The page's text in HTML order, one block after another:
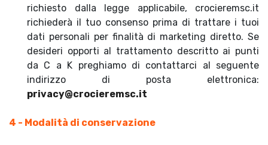
richiesto dalla legge applicabile, crocieremsc.it
richiederà il tuo consenso prima di trattare i tuoi
dati personali per finalità di marketing diretto. Se
desideri opporti al trattamento descritto ai punti
da C a K preghiamo di contattarci al seguente
indirizzo di posta elettronica:
privacy@crocieremsc.it
4 - Modalità di conservazione